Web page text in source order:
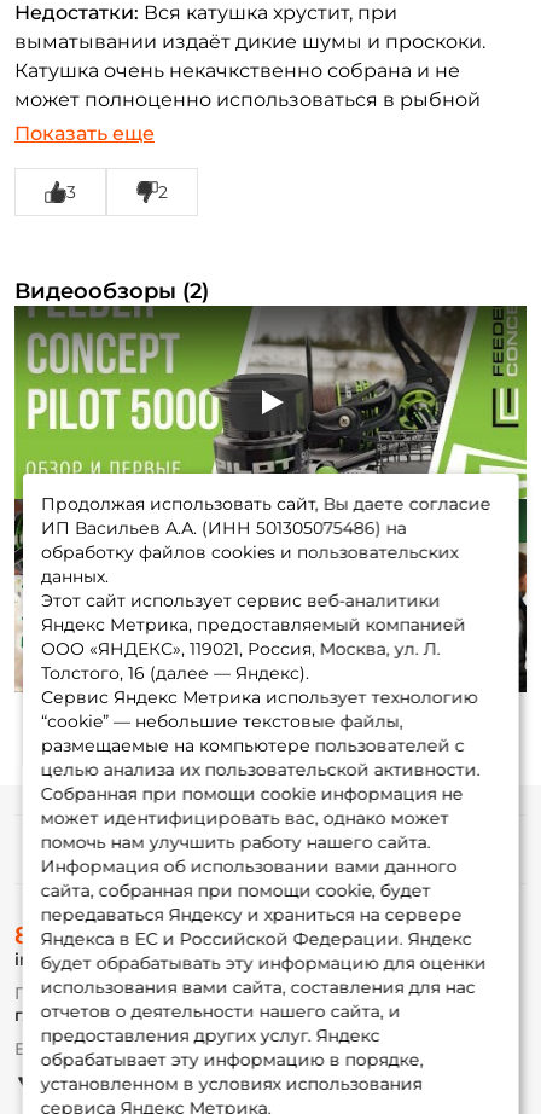
Недостатки: Вся катушка хрустит, при
выматывании издаëт дикие шумы и проскоки.
Катушка очень некачкственно собрана и не
может полноценно использоваться в рыбной
ловле.
Показать еще
3 2
Видеообзоры (2)
Play
Play
Продолжая использовать сайт, Вы даете согласие
ИП Васильев А.А. (ИНН 501305075486) на
обработку файлов cookies и пользовательских
данных.
Этот сайт использует сервис веб-аналитики
Яндекс Метрика, предоставляемый компанией
ООО «ЯНДЕКС», 119021, Россия, Москва, ул. Л.
Толстого, 16 (далее — Яндекс).
Сервис Яндекс Метрика использует технологию
“cookie” — небольшие текстовые файлы,
размещаемые на компьютере пользователей с
целью анализа их пользовательской активности.
Собранная при помощи cookie информация не
может идентифицировать вас, однако может
помочь нам улучшить работу нашего сайта.
Информация об использовании вами данного
сайта, собранная при помощи cookie, будет
передаваться Яндексу и храниться на сервере
Яндекса в ЕС и Российской Федерации. Яндекс
будет обрабатывать эту информацию для оценки
использования вами сайта, составления для нас
отчетов о деятельности нашего сайта, и
предоставления других услуг. Яндекс
обрабатывает эту информацию в порядке,
установленном в условиях использования
сервиса Яндекс Метрика.
Информация
О магазине
Доставка
Оплата
Fox-bonus
Гуру
Партнерская программа
8 (495) 532-77-88
info@foxfishing.ru
По вопросам с заказом
г. Москва, ул. Плеханова д.7
Ежедневно 10:00 до 20:00